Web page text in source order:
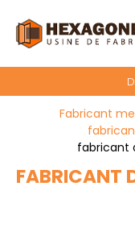
Fabricant
fabricant
FABRICANT